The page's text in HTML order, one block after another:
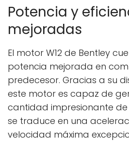
Potencia y
mejoradas
El motor W12 de Bentley
potencia mejorada en
predecesor. Gracias a su
este motor es capaz de
cantidad impresionante
se traduce en una
velocidad máxima